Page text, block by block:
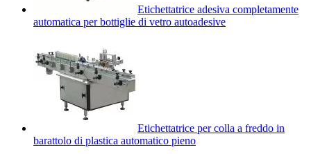
Etichettatrice adesiva completamente
automatica per bottiglie di vetro autoadesive
Etichettatrice per colla a freddo in
barattolo di plastica automatico pieno